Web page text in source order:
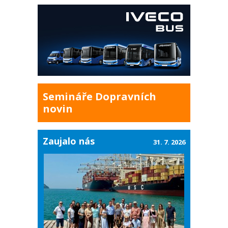
Semináře Dopravních
novin
Zaujalo nás 31. 7. 2026